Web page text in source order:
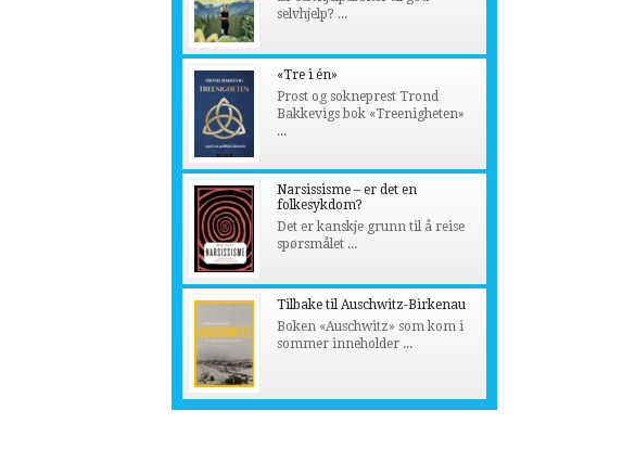
selvhjelp? ...
«Tre i én»
Prost og sokneprest Trond
Bakkevigs bok «Treenigheten»
...
Narsissisme – er det en
folkesykdom?
Det er kanskje grunn til å reise
spørsmålet ...
Tilbake til Auschwitz-Birkenau
Boken «Auschwitz» som kom i
sommer inneholder ...